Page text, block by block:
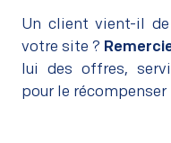
Un client vient-il de
votre site ?
lui des offres,
pour le récompenser